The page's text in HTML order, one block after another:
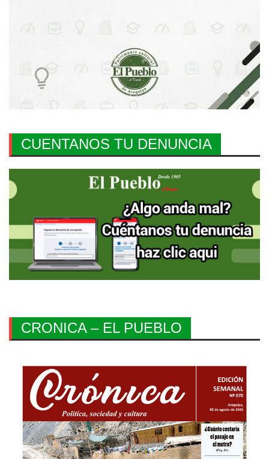
CUENTANOS TU DENUNCIA
CRONICA – EL PUEBLO